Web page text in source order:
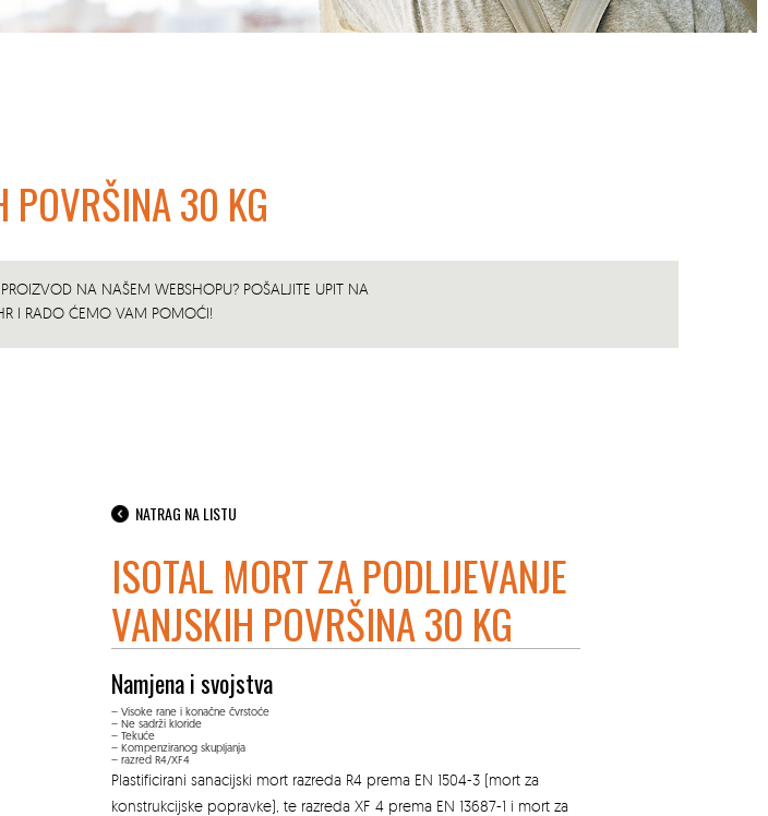
POVRŠINA 30 KG
NA NAŠEM WEBSHOPU? POŠALJITE UPIT NA
I RADO ĆEMO VAM POMOĆI!
NATRAG NA LISTU
ISOTAL MORT ZA PODLIJEVANJE
VANJSKIH POVRŠINA 30 KG
Namjena i svojstva
– Visoke rane i konačne čvrstoće
– Ne sadrži kloride
– Tekuće
– Kompenziranog skupljanja
– razred R4/XF4
Plastificirani sanacijski mort razreda R4 prema EN 1504-3 (mort za
konstrukcijske popravke), te razreda XF 4 prema EN 13687-1 i mort za